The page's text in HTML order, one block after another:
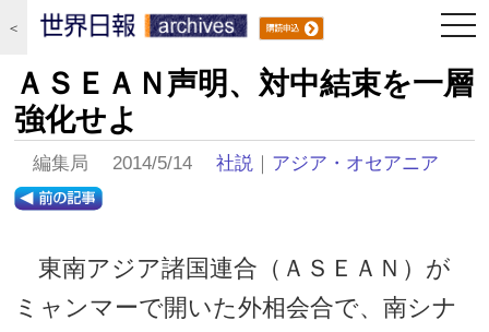
＜
ＡＳＥＡＮ声明、対中結束を一層
強化せよ
編集局 2014/5/14社説 ｜ アジア・オセアニア
東南アジア諸国連合（ＡＳＥＡＮ）が
ミャンマーで開いた外相会合で、南シナ